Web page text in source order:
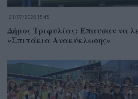
21/07/2026 15:45
Δήμος Τριφυλίας: Έπαυσαν να
«Σπιτάκια Ανακύκλωσης»